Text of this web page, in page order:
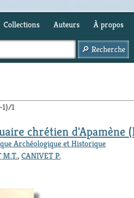
Collections Auteurs À propos
1)/1
chrétien d'Apamène
Archéologique et Historique
M.T.,CANIVET P.